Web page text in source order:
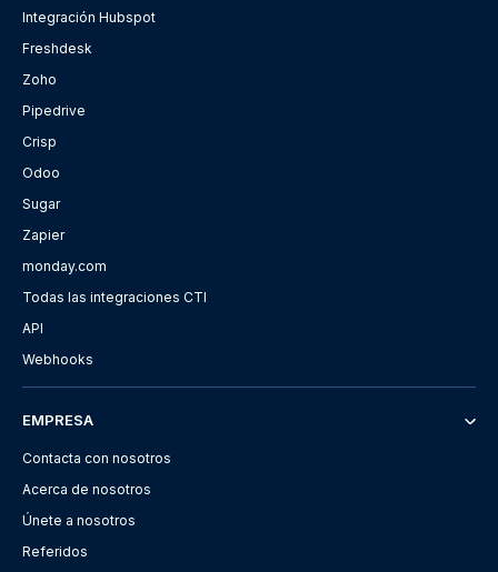
Integración Hubspot
Freshdesk
Zoho
Pipedrive
Crisp
Odoo
Sugar
Zapier
monday.com
Todas las integraciones CTI
API
Webhooks
EMPRESA
Contacta con nosotros
Acerca de nosotros
Únete a nosotros
Referidos